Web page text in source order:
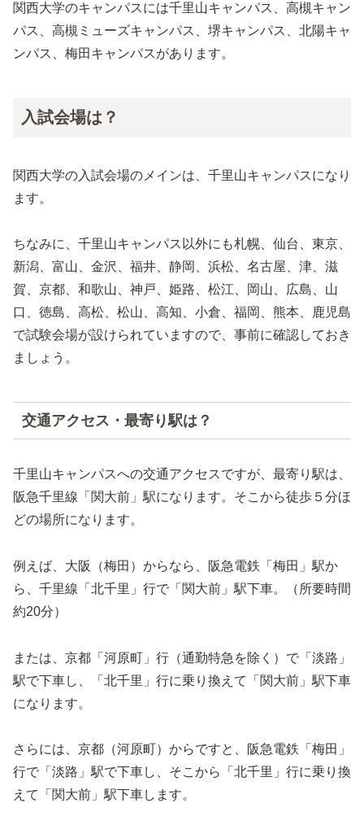
関西大学のキャンパスには千里山キャンパス、高槻キャン
パス、高槻ミューズキャンパス、堺キャンパス、北陽キャ
ンパス、梅田キャンパスがあります。
入試会場は？
関西大学の入試会場のメインは、千里山キャンパスになり
ます。
ちなみに、千里山キャンパス以外にも札幌、仙台、東京、
新潟、富山、金沢、福井、静岡、浜松、名古屋、津、滋
賀、京都、和歌山、神戸、姫路、松江、岡山、広島、山
口、徳島、高松、松山、高知、小倉、福岡、熊本、鹿児島
で試験会場が設けられていますので、事前に確認しておき
ましょう。
交通アクセス・最寄り駅は？
千里山キャンパスへの交通アクセスですが、最寄り駅は、
阪急千里線「関大前」駅になります。そこから徒歩５分ほ
どの場所になります。
例えば、大阪（梅田）からなら、阪急電鉄「梅田」駅か
ら、千里線「北千里」行で「関大前」駅下車。（所要時間
約20分）
または、京都「河原町」行（通勤特急を除く）で「淡路」
駅で下車し、「北千里」行に乗り換えて「関大前」駅下車
になります。
さらには、京都（河原町）からですと、阪急電鉄「梅田」
行で「淡路」駅で下車し、そこから「北千里」行に乗り換
えて「関大前」駅下車します。